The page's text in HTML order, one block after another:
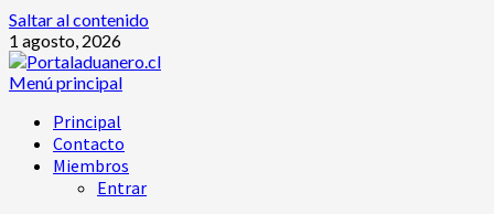
Saltar al contenido
1 agosto, 2026
Menú principal
Principal
Contacto
Miembros
Entrar